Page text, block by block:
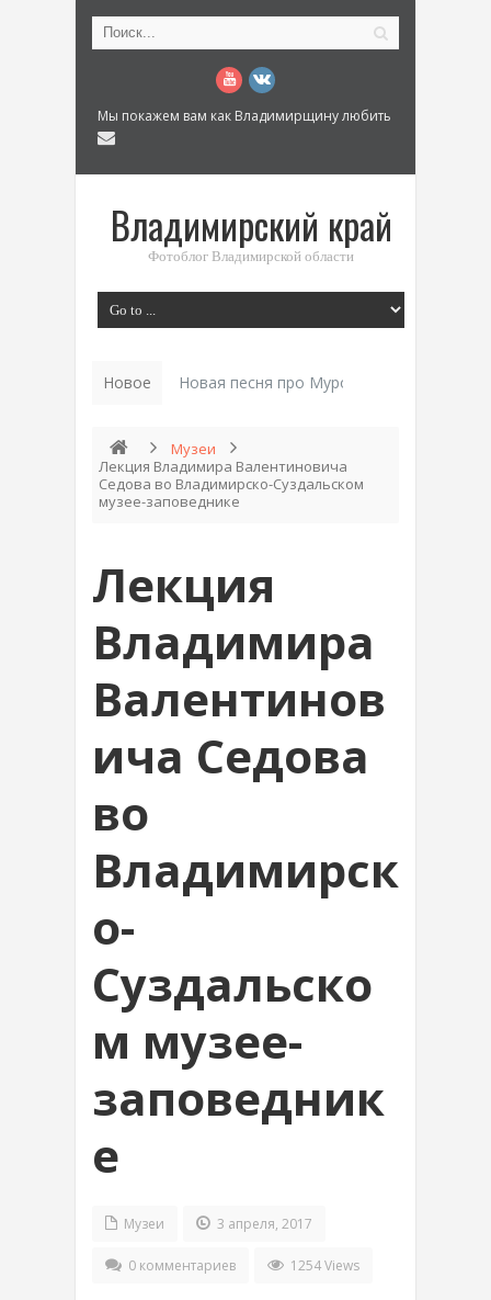
Мы покажем вам как Владимирщину любить
Владимирский край
Фотоблог Владимирской области
Новое
Музеи
Лекция Владимира Валентиновича
Седова во Владимирско-Суздальском
музее-заповеднике
Лекция
Владимира
Валентинов
ича Седова
во
Владимирск
о-
Суздальско
м музее-
заповедник
е
Музеи 3 апреля, 2017
0 комментариев 1254 Views